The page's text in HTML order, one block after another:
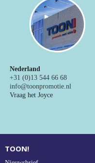
Nederland
+31 (0)13 544 66 68
info@toonpromotie.nl
Vraag het Joyce
TOON!